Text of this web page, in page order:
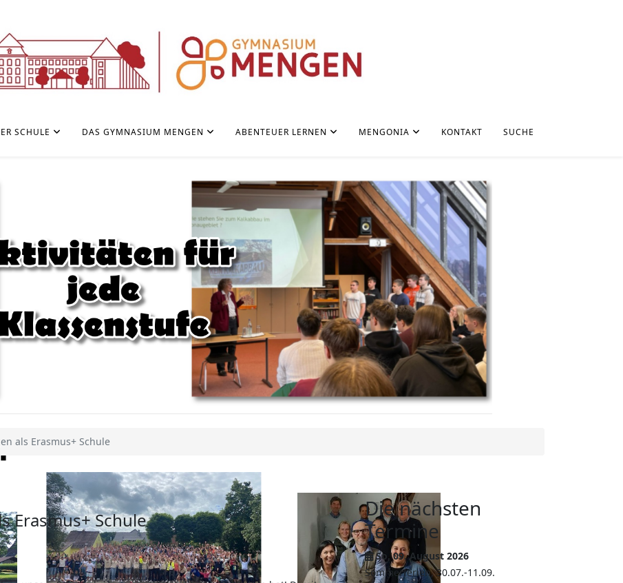
SCHULE DAS GYMNASIUM MENGEN ABENTEUER LERNEN MENGONIA KONTAKT SUCHE
als Erasmus+ Schule
Erasmus+ Schule
Die nächsten
Termine
So, 09. August 2026
Sommerferien, 30.07.-11.09.